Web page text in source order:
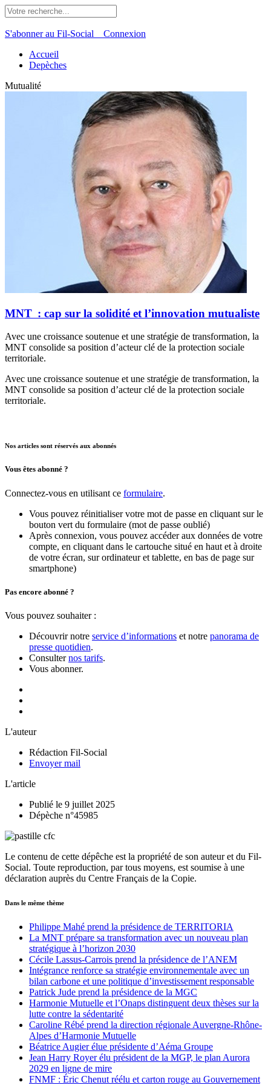
S'abonner au Fil-Social Connexion
Accueil
Depèches
Mutualité
MNT : cap sur la solidité et l’innovation mutualiste
Avec une croissance soutenue et une stratégie de transformation, la
MNT consolide sa position d’acteur clé de la protection sociale
territoriale.
Avec une croissance soutenue et une stratégie de transformation, la
MNT consolide sa position d’acteur clé de la protection sociale
territoriale.
Nos articles sont réservés aux abonnés
Vous êtes abonné ?
Connectez-vous en utilisant ce formulaire.
Vous pouvez réinitialiser votre mot de passe en cliquant sur le
bouton vert du formulaire (mot de passe oublié)
Après connexion, vous pouvez accéder aux données de votre
compte, en cliquant dans le cartouche situé en haut et à droite
de votre écran, sur ordinateur et tablette, en bas de page sur
smartphone)
Pas encore abonné ?
Vous pouvez souhaiter :
Découvrir notre service d’informations et notre panorama de
presse quotidien.
Consulternos tarifs.
Vous abonner.
L'auteur
Rédaction Fil-Social
Envoyer mail
L'article
Publié le 9 juillet 2025
Dépèche n°45985
Le contenu de cette dépêche est la propriété de son auteur et du Fil-
Social. Toute reproduction, par tous moyens, est soumise à une
déclaration auprès du Centre Français de la Copie.
Dans le même thème
Philippe Mahé prend la présidence de TERRITORIA
La MNT prépare sa transformation avec un nouveau plan
stratégique à l’horizon 2030
Cécile Lassus-Carrois prend la présidence de l’ANEM
Intégrance renforce sa stratégie environnementale avec un
bilan carbone et une politique d’investissement responsable
Patrick Jude prend la présidence de la MGC
Harmonie Mutuelle et l’Onaps distinguent deux thèses sur la
lutte contre la sédentarité
Caroline Rébé prend la direction régionale Auvergne-Rhône-
Alpes d’Harmonie Mutuelle
Béatrice Augier élue présidente d’Aéma Groupe
Jean Harry Royer élu président de la MGP, le plan Aurora
2029 en ligne de mire
FNMF : Éric Chenut réélu et carton rouge au Gouvernement